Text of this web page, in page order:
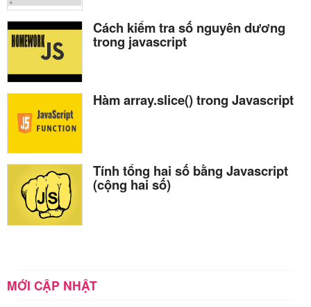
Cách kiểm tra số nguyên dương
trong javascript
Hàm array.slice() trong Javascript
Tính tổng hai số bằng Javascript
(cộng hai số)
MỚI CẬP NHẬT